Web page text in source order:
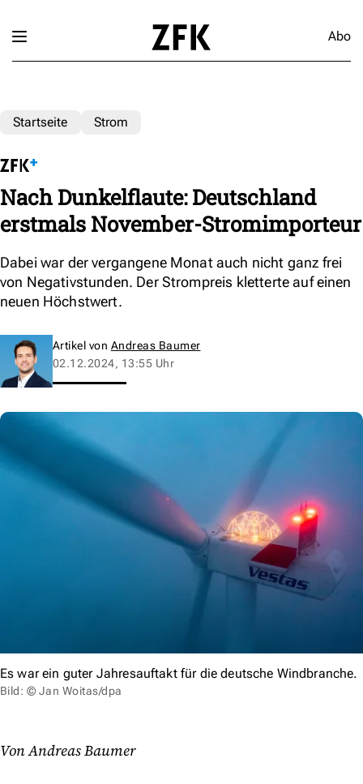
Abo
Startseite Strom
Nach Dunkelflaute: Deutschland
erstmals November-Stromimporteur
Dabei war der vergangene Monat auch nicht ganz frei
von Negativstunden. Der Strompreis kletterte auf einen
neuen Höchstwert.
Artikel von Andreas Baumer
02.12.2024, 13:55 Uhr
Es war ein guter Jahresauftakt für die deutsche Windbranche.
Bild: © Jan Woitas/dpa
Von Andreas Baumer